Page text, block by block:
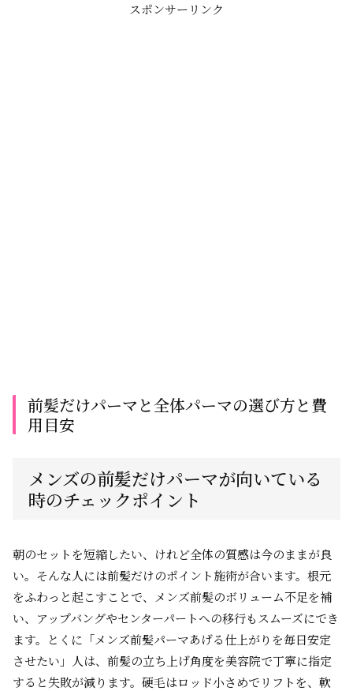
スポンサーリンク
前髪だけパーマと全体パーマの選び方と費
用目安
メンズの前髪だけパーマが向いている
時のチェックポイント
朝のセットを短縮したい、けれど全体の質感は今のままが良
い。そんな人には前髪だけのポイント施術が合います。根元
をふわっと起こすことで、メンズ前髪のボリューム不足を補
い、アップバングやセンターパートへの移行もスムーズにでき
ます。とくに「メンズ前髪パーマあげる仕上がりを毎日安定
させたい」人は、前髪の立ち上げ角度を美容院で丁寧に指定
すると失敗が減ります。硬毛はロッド小さめでリフトを、軟